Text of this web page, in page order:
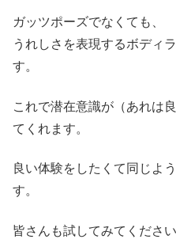
ガッツポーズでなくても、
うれしさを表現するボディ
す。
これで潜在意識が（あれは
てくれます。
良い体験をしたくて同じよ
す。
皆さんも試してみてください